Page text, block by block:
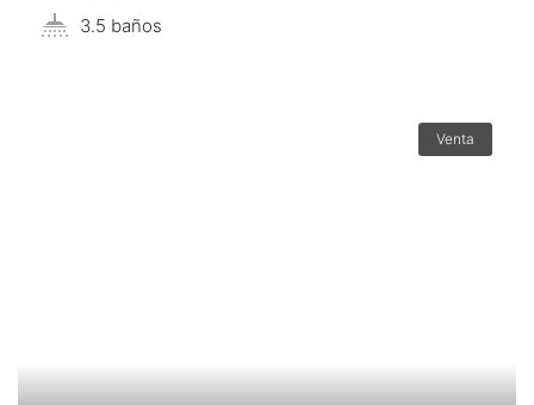
3.5 baños
Venta